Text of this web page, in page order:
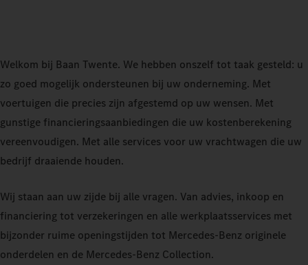
Welkom bij Baan Twente. We hebben onszelf tot taak gesteld: u
zo goed mogelijk ondersteunen bij uw onderneming. Met
voertuigen die precies zijn afgestemd op uw wensen. Met
gunstige financieringsaanbiedingen die uw kostenberekening
vereenvoudigen. Met alle services voor uw vrachtwagen die uw
bedrijf draaiende houden.
Wij staan ​​aan uw zijde bij alle vragen. Van advies, inkoop en
financiering tot verzekeringen en alle werkplaatsservices met
bijzonder ruime openingstijden tot Mercedes-Benz originele
onderdelen en de Mercedes‑Benz Collection.